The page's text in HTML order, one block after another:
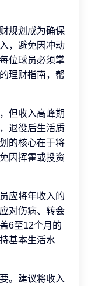
规划成为确保
，避免因冲动
位球员必须掌
理财指南，帮
但收入高峰期
退役后生活质
的核心在于将
因挥霍或投资
应将年收入的
对伤病、转会
6至12个月的
基本生活水
。建议将收入